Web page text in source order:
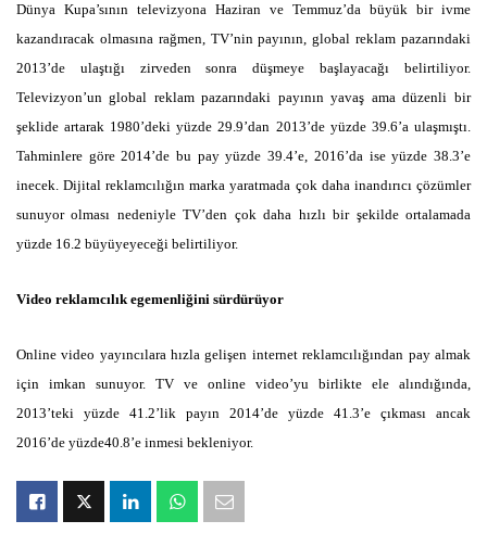
Dünya Kupa’sının televizyona Haziran ve Temmuz’da büyük bir ivme
kazandıracak olmasına rağmen, TV’nin payının, global reklam pazarındaki
2013’de ulaştığı zirveden sonra düşmeye başlayacağı belirtiliyor.
Televizyon’un global reklam pazarındaki payının yavaş ama düzenli bir
şeklide artarak 1980’deki yüzde 29.9’dan 2013’de yüzde 39.6’a ulaşmıştı.
Tahminlere göre 2014’de bu pay yüzde 39.4’e, 2016’da ise yüzde 38.3’e
inecek. Dijital reklamcılığın marka yaratmada çok daha inandırıcı çözümler
sunuyor olması nedeniyle TV’den çok daha hızlı bir şekilde ortalamada
yüzde 16.2 büyüyeyeceği belirtiliyor.
Video reklamcılık egemenliğini sürdürüyor
Online video yayıncılara hızla gelişen internet reklamcılığından pay almak
için imkan sunuyor. TV ve online video’yu birlikte ele alındığında,
2013’teki yüzde 41.2’lik payın 2014’de yüzde 41.3’e çıkması ancak
2016’de yüzde40.8’e inmesi bekleniyor.